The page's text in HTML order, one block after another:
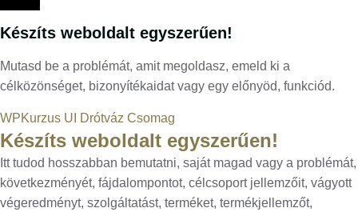
Készíts weboldalt egyszerűen!
Mutasd be a problémát, amit megoldasz, emeld ki a
célközönséget, bizonyítékaidat vagy egy előnyöd, funkciód.
WPKurzus UI Drótváz Csomag
Készíts weboldalt egyszerűen!
Itt tudod hosszabban bemutatni, saját magad vagy a problémát,
következményét, fájdalompontot, célcsoport jellemzőit, vágyott
végeredményt, szolgáltatást, terméket, termékjellemzőt,